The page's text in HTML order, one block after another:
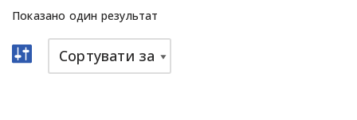
Показано один результат